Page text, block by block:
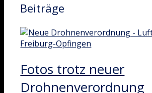
Beiträge
Fotos trotz neuer
Drohnenverordnung